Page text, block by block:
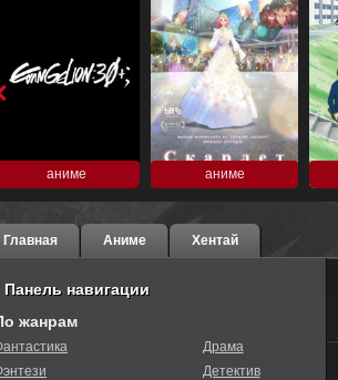
аниме аниме
Главная Аниме Хентай
Панель навигации
жанрам
Драма
Детектив